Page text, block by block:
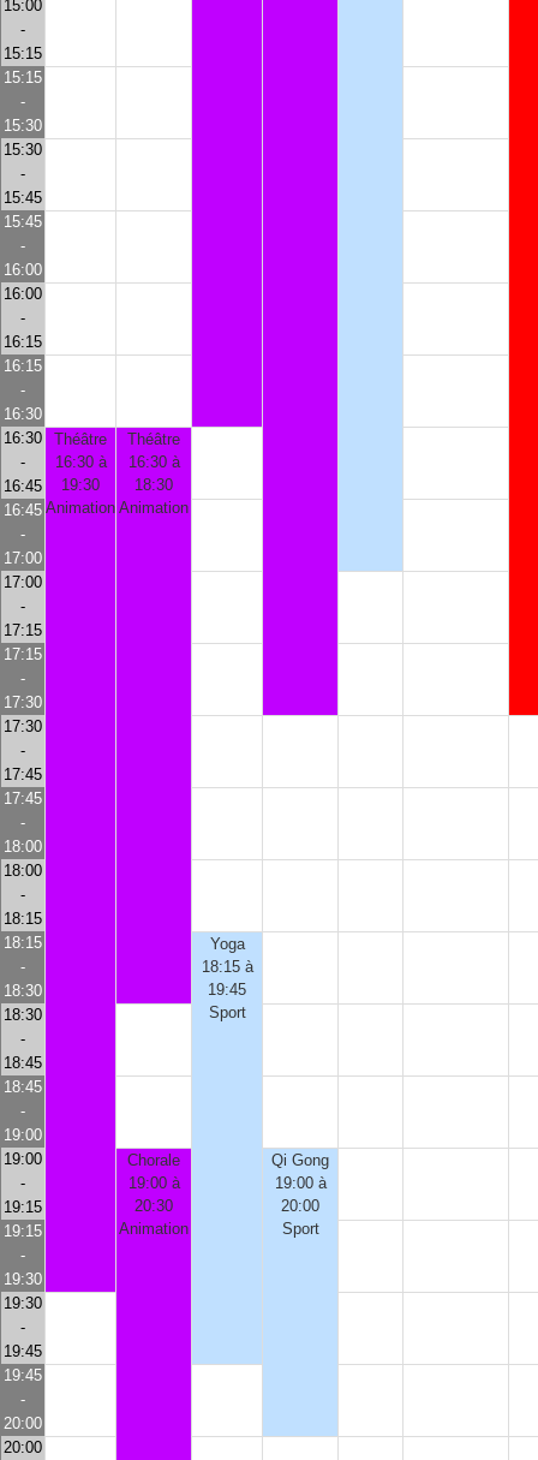
15:00
-
15:15
15:15
-
15:30
15:30
-
15:45
15:45
-
16:00
16:00
-
16:15
16:15
-
16:30
16:30
-
16:45
Théâtre
16:30 à
19:30
Animation
Théâtre
16:30 à
18:30
Animation
16:45
-
17:00
17:00
-
17:15
17:15
-
17:30
17:30
-
17:45
17:45
-
18:00
18:00
-
18:15
18:15
-
18:30
Yoga
18:15 à
19:45
Sport
18:30
-
18:45
18:45
-
19:00
19:00
-
19:15
Chorale
19:00 à
20:30
Animation
Qi Gong
19:00 à
20:00
Sport
19:15
-
19:30
19:30
-
19:45
19:45
-
20:00
20:00